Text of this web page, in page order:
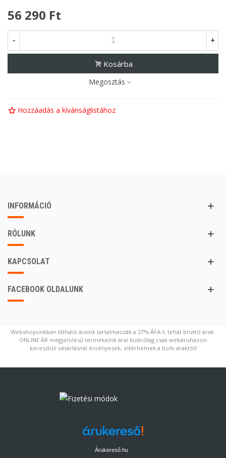
56 290 Ft
- +
Kosárba
Megosztás
Hozzáadás a kívánságlistához
INFORMÁCIÓ
RÓLUNK
KAPCSOLAT
FACEBOOK OLDALUNK
Webshopunkban látható áraink tartalmazzák a 27% ÁFA-t, tehát bruttó árak.
ONLINE ÁR megjelölésű termékeink árai kizárólag csak webáruházon
keresztüli vásárlásnál érvényesek, eltérhetnek a bolti áraktól!
Árukereső.hu